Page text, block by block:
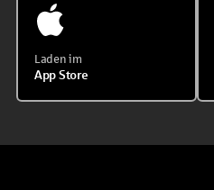
Laden im
App Store